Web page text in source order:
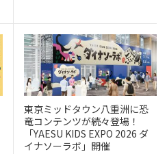
東京ミッドタウン八重洲に恐
竜コンテンツが続々登場！
「YAESU KIDS EXPO 2026 ダ
イナソーラボ」開催